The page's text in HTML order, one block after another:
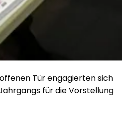
Tür engagierten sich
für die Vorstellung